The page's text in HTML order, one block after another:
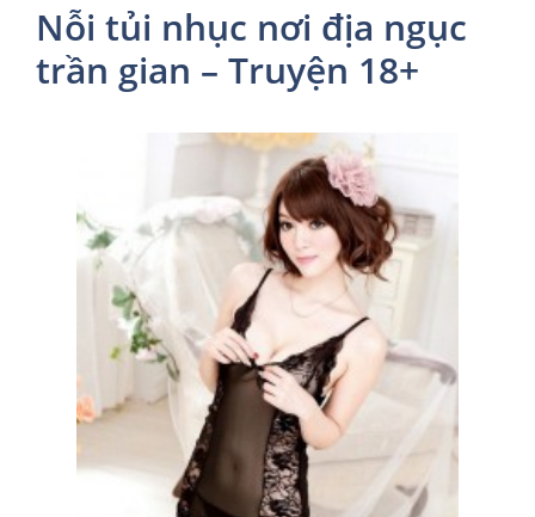
Nỗi tủi nhục nơi địa ngục
trần gian – Truyện 18+